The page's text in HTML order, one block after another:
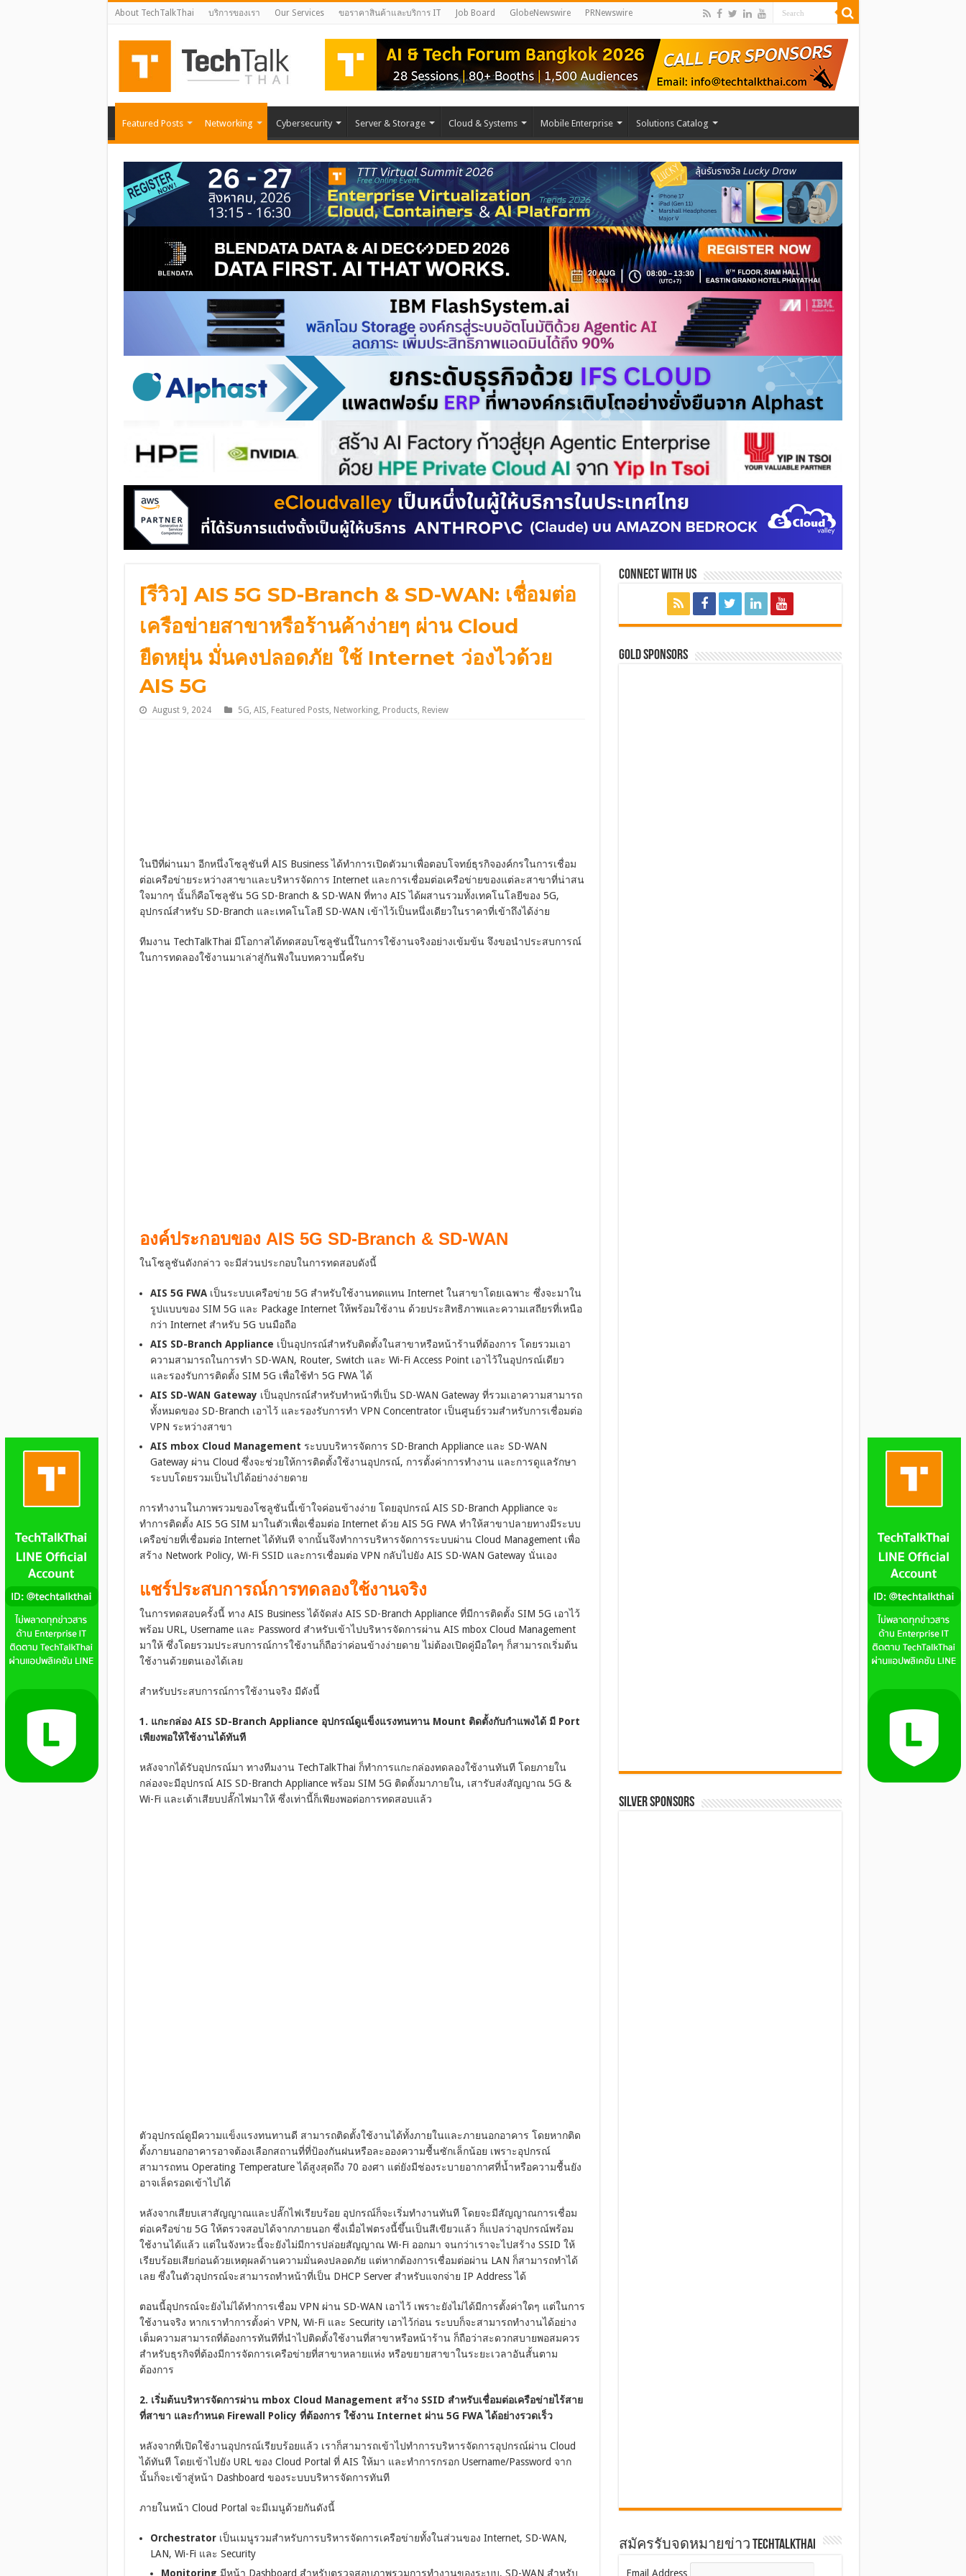
About TechTalkThai บริการของเรา Our Services ขอราคาสินค้าและบริการ IT Job Board GlobeNewswire PRNewswire
Featured Posts Networking Cybersecurity Server & Storage Cloud & Systems Mobile Enterprise Solutions Catalog
[รีวิว] AIS 5G SD-Branch & SD-WAN: เชื่อมต่อ
เครือข่ายสาขาหรือร้านค้าง่ายๆ ผ่าน Cloud
ยืดหยุ่น มั่นคงปลอดภัย ใช้ Internet ว่องไวด้วย
AIS 5G
August 9, 2024 5G, AIS, Featured Posts, Networking, Products, Review
ในปีที่ผ่านมา อีกหนึ่งโซลูชันที่ AIS Business ได้ทำการเปิดตัวมาเพื่อตอบโจทย์ธุรกิจองค์กรในการเชื่อม
ต่อเครือข่ายระหว่างสาขาและบริหารจัดการ Internet และการเชื่อมต่อเครือข่ายของแต่ละสาขาที่น่าสน
ใจมากๆ นั้นก็คือโซลูชัน 5G SD-Branch & SD-WAN ที่ทาง AIS ได้ผสานรวมทั้งเทคโนโลยีของ 5G,
อุปกรณ์สำหรับ SD-Branch และเทคโนโลยี SD-WAN เข้าไว้เป็นหนึ่งเดียวในราคาที่เข้าถึงได้ง่าย
ทีมงาน TechTalkThai มีโอกาสได้ทดสอบโซลูชันนี้ในการใช้งานจริงอย่างเข้มข้น จึงขอนำประสบการณ์
ในการทดลองใช้งานมาเล่าสู่กันฟังในบทความนี้ครับ
องค์ประกอบของ AIS 5G SD-Branch & SD-WAN
ในโซลูชันดังกล่าว จะมีส่วนประกอบในการทดสอบดังนี้
AIS 5G FWAเป็นระบบเครือข่าย 5G สำหรับใช้งานทดแทน Internet ในสาขาโดยเฉพาะ ซึ่งจะมาใน
รูปแบบของ SIM 5G และ Package Internet ให้พร้อมใช้งาน ด้วยประสิทธิภาพและความเสถียรที่เหนือ
กว่า Internet สำหรับ 5G บนมือถือ
AIS SD-Branch Appliance เป็นอุปกรณ์สำหรับติดตั้งในสาขาหรือหน้าร้านที่ต้องการ โดยรวมเอา
ความสามารถในการทำ SD-WAN, Router, Switch และ Wi-Fi Access Point เอาไว้ในอุปกรณ์เดียว
และรองรับการติดตั้ง SIM 5G เพื่อใช้ทำ 5G FWA ได้
AIS SD-WAN Gateway เป็นอุปกรณ์สำหรับทำหน้าที่เป็น SD-WAN Gateway ที่รวมเอาความสามารถ
ทั้งหมดของ SD-Branch เอาไว้ และรองรับการทำ VPN Concentrator เป็นศูนย์รวมสำหรับการเชื่อมต่อ
VPN ระหว่างสาขา
AIS mbox Cloud Management ระบบบริหารจัดการ SD-Branch Appliance และ SD-WAN
Gateway ผ่าน Cloud ซึ่งจะช่วยให้การติดตั้งใช้งานอุปกรณ์, การตั้งค่าการทำงาน และการดูแลรักษา
ระบบโดยรวมเป็นไปได้อย่างง่ายดาย
การทำงานในภาพรวมของโซลูชันนี้เข้าใจค่อนข้างง่าย โดยอุปกรณ์ AIS SD-Branch Appliance จะ
ทำการติดตั้ง AIS 5G SIM มาในตัวเพื่อเชื่อมต่อ Internet ด้วย AIS 5G FWA ทำให้สาขาปลายทางมีระบบ
เครือข่ายที่เชื่อมต่อ Internet ได้ทันที จากนั้นจึงทำการบริหารจัดการระบบผ่าน Cloud Management เพื่อ
สร้าง Network Policy, Wi-Fi SSID และการเชื่อมต่อ VPN กลับไปยัง AIS SD-WAN Gateway นั่นเอง
แชร์ประสบการณ์การทดลองใช้งานจริง
ในการทดสอบครั้งนี้ ทาง AIS Business ได้จัดส่ง AIS SD-Branch Appliance ที่มีการติดตั้ง SIM 5G เอาไว้
พร้อม URL, Username และ Password สำหรับเข้าไปบริหารจัดการผ่าน AIS mbox Cloud Management
มาให้ ซึ่งโดยรวมประสบการณ์การใช้งานก็ถือว่าค่อนข้างง่ายดาย ไม่ต้องเปิดคู่มือใดๆ ก็สามารถเริ่มต้น
ใช้งานด้วยตนเองได้เลย
สำหรับประสบการณ์การใช้งานจริง มีดังนี้
1. แกะกล่อง AIS SD-Branch Appliance อุปกรณ์ดูแข็งแรงทนทาน Mount ติดตั้งกับกำแพงได้ มี Port
เพียงพอให้ใช้งานได้ทันที
หลังจากได้รับอุปกรณ์มา ทางทีมงาน TechTalkThai ก็ทำการแกะกล่องทดลองใช้งานทันที โดยภายใน
กล่องจะมีอุปกรณ์ AIS SD-Branch Appliance พร้อม SIM 5G ติดตั้งมาภายใน, เสารับส่งสัญญาณ 5G &
Wi-Fi และเต้าเสียบปลั๊กไฟมาให้ ซึ่งเท่านี้ก็เพียงพอต่อการทดสอบแล้ว
ตัวอุปกรณ์ดูมีความแข็งแรงทนทานดี สามารถติดตั้งใช้งานได้ทั้งภายในและภายนอกอาคาร โดยหากติด
ตั้งภายนอกอาคารอาจต้องเลือกสถานที่ที่ป้องกันฝนหรือละอองความชื้นซักเล็กน้อย เพราะอุปกรณ์
สามารถทน Operating Temperature ได้สูงสุดถึง 70 องศา แต่ยังมีช่องระบายอากาศที่น้ำหรือความชื้นยัง
อาจเล็ดรอดเข้าไปได้
หลังจากเสียบเสาสัญญาณและปลั๊กไฟเรียบร้อย อุปกรณ์ก็จะเริ่มทำงานทันที โดยจะมีสัญญาณการเชื่อม
ต่อเครือข่าย 5G ให้ตรวจสอบได้จากภายนอก ซึ่งเมื่อไฟตรงนี้ขึ้นเป็นสีเขียวแล้ว ก็แปลว่าอุปกรณ์พร้อม
ใช้งานได้แล้ว แต่ในจังหวะนี้จะยังไม่มีการปล่อยสัญญาณ Wi-Fi ออกมา จนกว่าเราจะไปสร้าง SSID ให้
เรียบร้อยเสียก่อนด้วยเหตุผลด้านความมั่นคงปลอดภัย แต่หากต้องการเชื่อมต่อผ่าน LAN ก็สามารถทำได้
เลย ซึ่งในตัวอุปกรณ์จะสามารถทำหน้าที่เป็น DHCP Server สำหรับแจกจ่าย IP Address ได้
ตอนนี้อุปกรณ์จะยังไม่ได้ทำการเชื่อม VPN ผ่าน SD-WAN เอาไว้ เพราะยังไม่ได้มีการตั้งค่าใดๆ แต่ในการ
ใช้งานจริง หากเราทำการตั้งค่า VPN, Wi-Fi และ Security เอาไว้ก่อน ระบบก็จะสามารถทำงานได้อย่าง
เต็มความสามารถที่ต้องการทันทีที่นำไปติดตั้งใช้งานที่สาขาหรือหน้าร้าน ก็ถือว่าสะดวกสบายพอสมควร
สำหรับธุรกิจที่ต้องมีการจัดการเครือข่ายที่สาขาหลายแห่ง หรือขยายสาขาในระยะเวลาอันสั้นตาม
ต้องการ
2. เริ่มต้นบริหารจัดการผ่าน mbox Cloud Management สร้าง SSID สำหรับเชื่อมต่อเครือข่ายไร้สาย
ที่สาขา และกำหนด Firewall Policy ที่ต้องการ ใช้งาน Internet ผ่าน 5G FWA ได้อย่างรวดเร็ว
หลังจากที่เปิดใช้งานอุปกรณ์เรียบร้อยแล้ว เราก็สามารถเข้าไปทำการบริหารจัดการอุปกรณ์ผ่าน Cloud
ได้ทันที โดยเข้าไปยัง URL ของ Cloud Portal ที่ AIS ให้มา และทำการกรอก Username/Password จาก
นั้นก็จะเข้าสู่หน้า Dashboard ของระบบบริหารจัดการทันที
ภายในหน้า Cloud Portal จะมีเมนูด้วยกันดังนี้
Orchestratorเป็นเมนูรวมสำหรับการบริหารจัดการเครือข่ายทั้งในส่วนของ Internet, SD-WAN,
LAN, Wi-Fi และ Security
Monitoring มีหน้า Dashboard สำหรับตรวจสอบภาพรวมการทำงานของระบบ, SD-WAN สำหรับ
Connect with Us
GOLD SPONSORS
SILVER SPONSORS
สมัครรับจดหมายข่าว TechTalkThai
Email Address